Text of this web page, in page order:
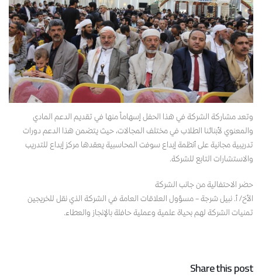
وتعد مشاركة الشركة في هذا الحفل إسهاماً منها في تقديم الدعم المادي
والمعنوي لأبنائنا الطلاب في مختلف المجالات، حيث يتضمن هذا الدعم دورات
تدريبية مجانية على أنظمة إبداع سوفت المحاسبية يعقدها مركز إبداع للتدريب
والاستشارات التابع للشركة.
حضر الاحتفالية من جانب الشركة
الأخ/ أ. نبيل شرجة – مسؤول العلاقات العامة في الشركة الذي نقل للخريجين
تمنيات الشركة لهم بحياة علمية وعملية حافلة بالإنجاز والعطاء.
Share this post